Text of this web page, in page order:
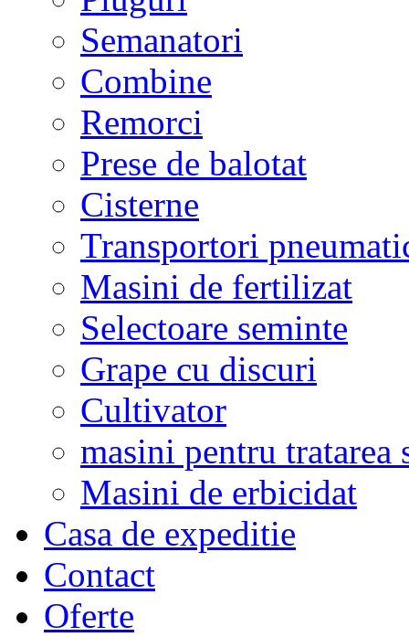
Semanatori
Combine
Remorci
Prese de balotat
Cisterne
Transportori
Masini de fertilizat
Selectoare seminte
Grape cu discuri
Cultivator
masini pentru tratarea
Masini de erbicidat
Casa de expeditie
Contact
Oferte